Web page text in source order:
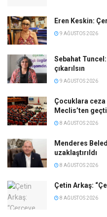
Eren Keskin:
9 AĞUSTOS 2026
Sebahat
çıkarılsın
9 AĞUSTOS 2026
Çocuklara ceza
Meclis’ten geçti
8 AĞUSTOS 2026
Menderes
uzaklaştırıldı
8 AĞUSTOS 2026
Çetin Arkaş:
8 AĞUSTOS 2026